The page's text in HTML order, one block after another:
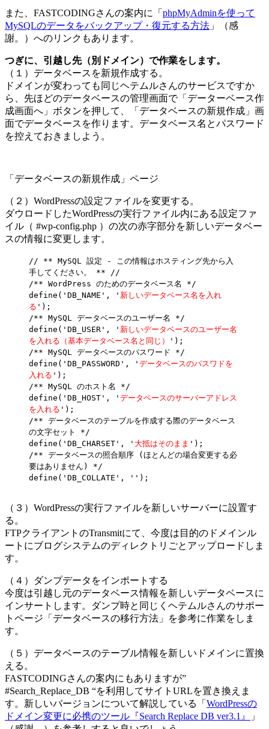
また、FASTCODINGさんの案内に「 phpMyAdminを使って
MySQLのデータをバックアップ・復元する方法 」（感
謝。）へのリンクもあります。
つぎに、引越し先（別ドメイン）で作業をします。
（１）データベースを新規作成する。
ドメインが変わっても同じヘテムルさんのサービスですか
ら、先ほどのデータベースの管理画面で「データーベース作
成画面へ」ボタンを押して、「データベースの新規作成」画
面でデータベースを作ります。データベース名とパスワード
を控えておきましよう。
「データベースの新規作成」ページ
（２）WordPressの設定ファイルを変更する。
ダウロードしたWordPressの実行ファイル内にある設定ファ
イル（ #wp-config.php ）の次の赤字部分を新しいデータベー
スの情報に変更します。
// ** MySQL 設定 - この情報はホスティング先から入
手してください。 ** //
/** WordPress のためのデータベース名 */
define('DB_NAME', ' 新しいデータベース名を入れ
る ');
/** MySQL データベースのユーザー名 */
define('DB_USER', ' 新しいデータベースのユーザー名
を入れる（基本データベース名と同じ）
');
/** MySQL データベースのパスワード */
define('DB_PASSWORD', ' データベースのパスワドを
入れる ');
/** MySQL のホスト名 */
define('DB_HOST', ' データベースのサーバーアドレス
を入れる ');
/** データベースのテーブルを作成する際のデータベース
の文字セット */
define('DB_CHARSET', ' 大抵はそのまま ');
/** データベースの照合順序 (ほとんどの場合変更する必
要はありません) */
define('DB_COLLATE', '');
（３）WordPressの実行ファイルを新しいサーバーに設置す
る。
FTPクライアントのTransmitにて、今度は目的のドメインル
ートにブログシステムのディレクトリごとアップロードしま
す。
（４）ダンプデータをインポートする
今度は引越し元のデータベース情報を新しいデータベースに
インサートします。ダンプ時と同じくヘテムルさんのサポー
トページ「データベースの移行方法」を参考に作業をしま
す。
（５）データベースのテーブル情報を新しいドメインに置換
える。
FASTCODINGさんの案内にもありますが”
#Search_Replace_DB “を利用してサイトURLを置き換えま
す。新しいバージョンについて解説している「 WordPressの
ドメイン変更に必携のツール『Search Replace DB ver3.1』
」